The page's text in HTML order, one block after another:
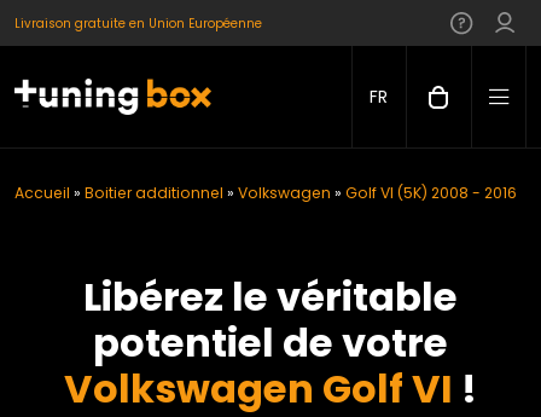
Livraison gratuite en Union Européenne
FR
Accueil » Boitier additionnel » Volkswagen » Golf VI (5K) 2008 - 2016
Libérez le véritable
potentiel de votre
Volkswagen Golf VI !